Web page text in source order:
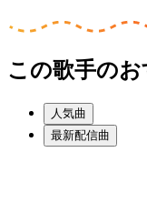
この歌手の
人気曲
最新配信曲